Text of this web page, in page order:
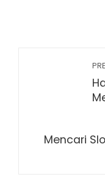
Mencari